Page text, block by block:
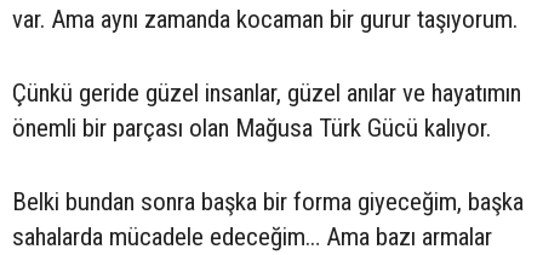
var. Ama aynı zamanda kocaman bir gurur taşıyorum.
Çünkü geride güzel insanlar, güzel anılar ve hayatımın
önemli bir parçası olan Mağusa Türk Gücü kalıyor.
Belki bundan sonra başka bir forma giyeceğim, başka
sahalarda mücadele edeceğim… Ama bazı armalar